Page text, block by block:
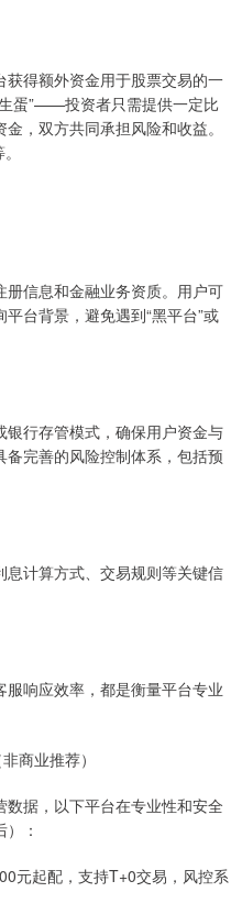
得额外资金用于股票交易的一
蛋”——投资者只需提供一定比
，双方共同承担风险和收益。
信息和金融业务资质。用户可
台背景，避免遇到“黑平台”或
行存管模式，确保用户资金与
完善的风险控制体系，包括预
计算方式、交易规则等关键信
响应效率，都是衡量平台专业
商业推荐）
据，以下平台在专业性和安全
：
元起配，支持T+0交易，风控系